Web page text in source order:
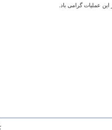
عملیات گرامی باد.